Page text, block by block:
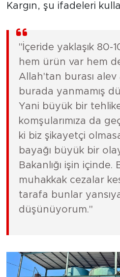
Kargın, şu ifadeleri
"İçeride yaklaşık 80-
hem ürün var hem
Allah'tan burası alev
burada yanmamış
Yani büyük bir
komşularımıza da
ki biz şikayetçi
bayağı büyük bir
Bakanlığı işin içinde.
muhakkak cezalar
tarafa bunlar
düşünüyorum."